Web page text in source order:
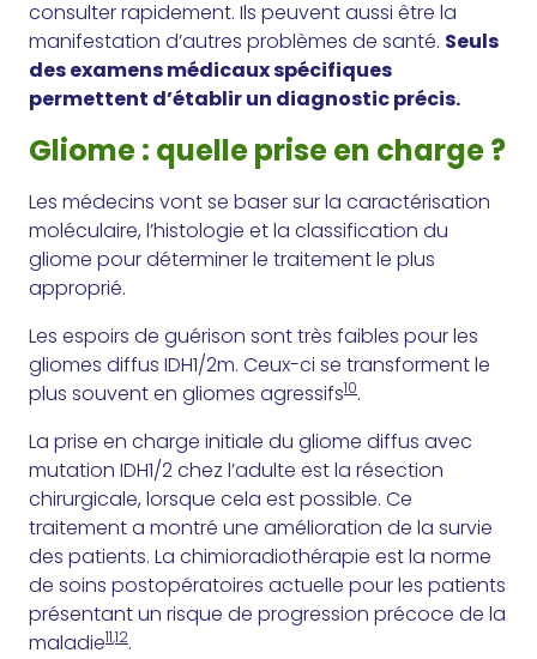
consulter rapidement. Ils peuvent aussi être la
manifestation d’autres problèmes de santé. Seuls
des examens médicaux spécifiques
permettent d’établir un diagnostic précis.
Gliome : quelle prise en charge ?
Les médecins vont se baser sur la caractérisation
moléculaire, l’histologie et la classification du
gliome pour déterminer le traitement le plus
approprié.
Les espoirs de guérison sont très faibles pour les
gliomes diffus IDH1/2m. Ceux-ci se transforment le
plus souvent en gliomes agressifs10.
La prise en charge initiale du gliome diffus avec
mutation IDH1/2 chez l’adulte est la résection
chirurgicale, lorsque cela est possible. Ce
traitement a montré une amélioration de la survie
des patients. La chimioradiothérapie est la norme
de soins postopératoires actuelle pour les patients
présentant un risque de progression précoce de la
maladie11,12.